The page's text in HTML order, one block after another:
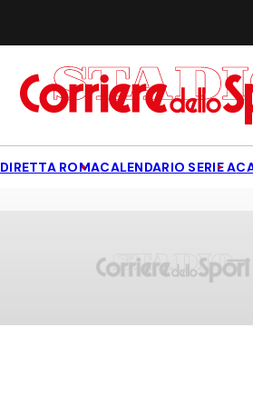
DIRETTA ROMACALENDARIO SERIE A